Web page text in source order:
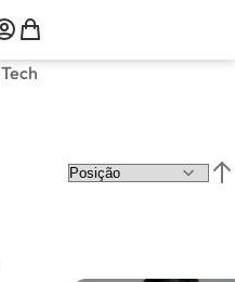
Meu Carrinho
Tech